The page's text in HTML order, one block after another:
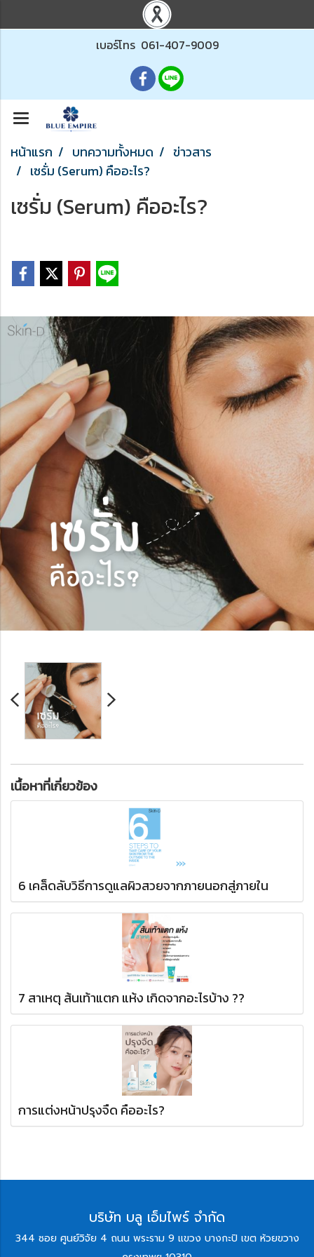
เบอร์โทร 061-407-9009
หน้าแรก บทความทั้งหมด
ข่าวสาร
เซรั่ม (Serum) คืออะไร?
เซรั่ม (Serum) คืออะไร?
เนื้อหาที่เกี่ยวข้อง
6 เคล็ดลับวิธีการดูแลผิวสวยจากภายนอกสู่ภายใน
7 สาเหตุ ส้นเท้าแตก แห้ง เกิดจากอะไรบ้าง ??
การแต่งหน้าปรุงจืด คืออะไร?
บริษัท บลู เอ็มไพร์ จำกัด
344 ซอย ศูนย์วิจัย 4 ถนน พระราม 9 แขวง บางกะปิ เขต ห้วยขวาง